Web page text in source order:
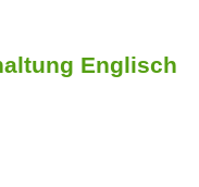
Englisch